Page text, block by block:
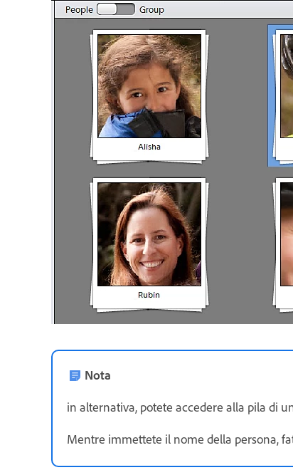
Nota
in alternativa, potete accedere alla pila di
Mentre immettete il nome della persona,